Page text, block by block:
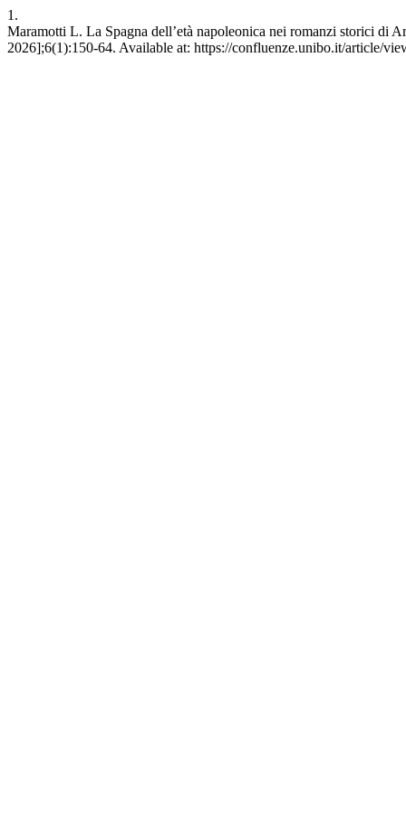
1.
Maramotti L. La Spagna dell’età napoleonica nei romanzi storici di
2026];6(1):150-64. Available at: https://confluenze.unibo.it/article/